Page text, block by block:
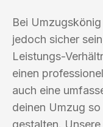
Bei
jedoch sicher
Leistungs-
einen
auch eine
deinen Umzug
gestalten.